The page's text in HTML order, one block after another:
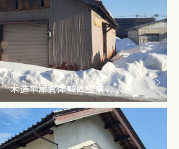
造平屋倉庫解体工事